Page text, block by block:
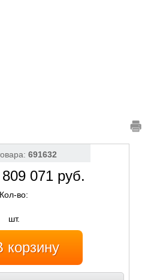
691632
071 руб.
Кол-во:
шт.
корзину